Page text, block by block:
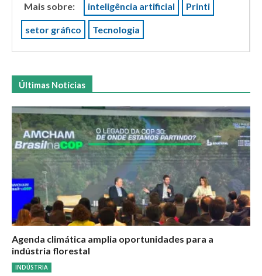
Mais sobre: inteligência artificial Printi
setor gráfico Tecnologia
Últimas Notícias
Agenda climática amplia oportunidades para a
indústria florestal
INDÚSTRIA